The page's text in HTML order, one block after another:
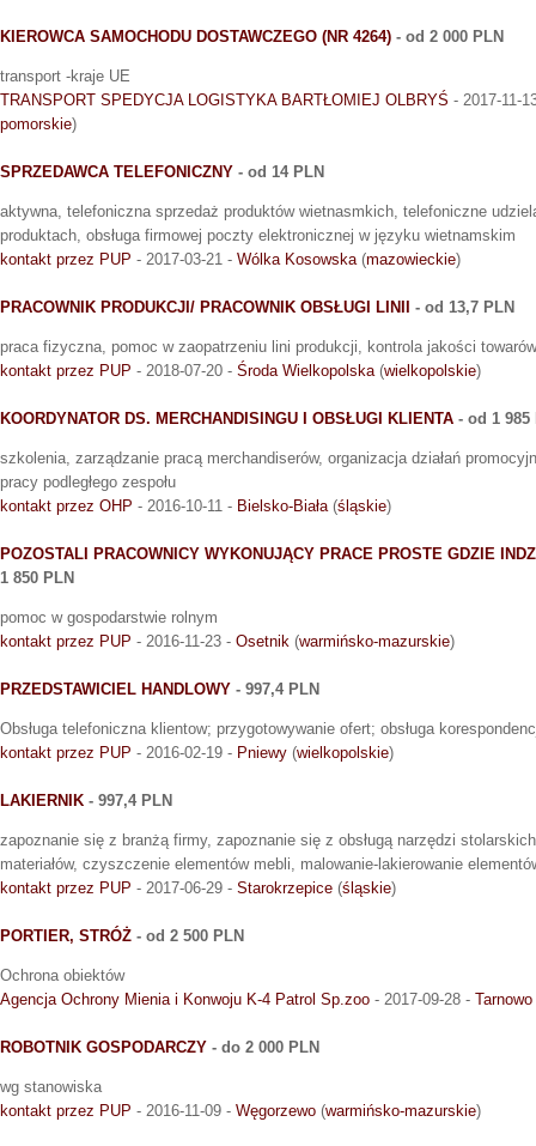
KIEROWCA SAMOCHODU DOSTAWCZEGO (NR 4264) - od 2 000 PLN
transport -kraje UE
TRANSPORT SPEDYCJA LOGISTYKA BARTŁOMIEJ OLBRYŚ - 2017-11-
pomorskie)
SPRZEDAWCA TELEFONICZNY - od 14 PLN
aktywna, telefoniczna sprzedaż produktów wietnasmkich, telefoniczne
produktach, obsługa firmowej poczty elektronicznej w języku wietnamskim
kontakt przez PUP - 2017-03-21 - Wólka Kosowska(mazowieckie)
PRACOWNIK PRODUKCJI/ PRACOWNIK OBSŁUGI LINII - od 13,7 PLN
praca fizyczna, pomoc w zaopatrzeniu lini produkcji, kontrola jakości
kontakt przez PUP - 2018-07-20 - Środa Wielkopolska(wielkopolskie)
KOORDYNATOR DS. MERCHANDISINGU I OBSŁUGI KLIENTA - od 1 985
szkolenia, zarządzanie pracą merchandiserów, organizacja działań
pracy podległego zespołu
kontakt przez OHP - 2016-10-11 - Bielsko-Biała(śląskie)
POZOSTALI PRACOWNICY WYKONUJĄCY PRACE PROSTE GDZIE
1 850 PLN
pomoc w gospodarstwie rolnym
kontakt przez PUP - 2016-11-23 - Osetnik (warmińsko-mazurskie)
PRZEDSTAWICIEL HANDLOWY - 997,4 PLN
Obsługa telefoniczna klientow; przygotowywanie ofert; obsługa
kontakt przez PUP - 2016-02-19 - Pniewy (wielkopolskie)
LAKIERNIK - 997,4 PLN
zapoznanie się z branżą firmy, zapoznanie się z obsługą narzędzi
materiałów, czyszczenie elementów mebli, malowanie-lakierowanie
kontakt przez PUP - 2017-06-29 - Starokrzepice (śląskie)
PORTIER, STRÓŻ - od 2 500 PLN
Ochrona obiektów
Agencja Ochrony Mienia i Konwoju K-4 Patrol Sp.zoo - 2017-09-28 -
ROBOTNIK GOSPODARCZY - do 2 000 PLN
wg stanowiska
kontakt przez PUP - 2016-11-09 - Węgorzewo (warmińsko-mazurskie)